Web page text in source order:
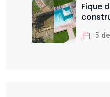
Fique
5